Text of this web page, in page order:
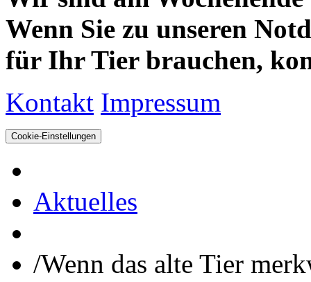
Wenn Sie zu unseren
für Ihr Tier brauchen,
Kontakt Impressum
Cookie-Einstellungen
Aktuelles
/Wenn das alte Tier